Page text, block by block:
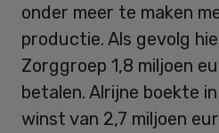
onder meer te maken
productie. Als gevolg
Zorggroep 1,8 miljoen
betalen. Alrijne boekte
winst van 2,7 miljoen